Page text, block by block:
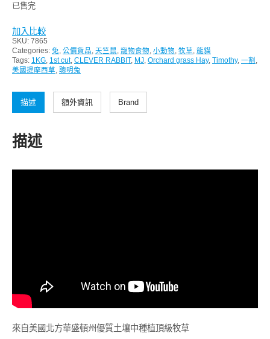
已售完
加入比較
SKU: 7865
Categories: 兔 公價貨品 天竺鼠 寵物食物 小動物 牧草 龍貓
Tags: 1KG 1st cut, CLEVER RABBIT, MJ Orchard grass Hay, Timothy, 一割
美國提摩西草 聰明兔
描述 額外資訊 Brand
描述
來自美國北方華盛頓州優質土壤中種植頂級牧草